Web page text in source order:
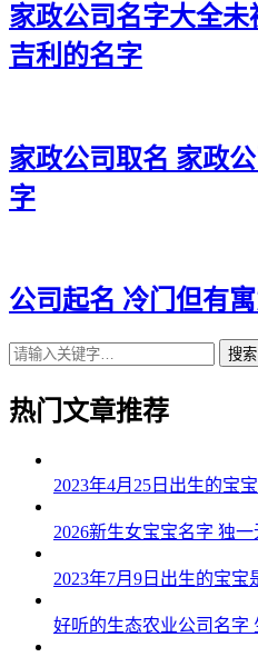
38、朋真、清承、景敬、希柏
39、醒途、百逸、晁成、柏智、
41、云谦、凯金、鸣弢、颀纳
42、冠东、肖友、俊新、唱世、
44、嘉永、富霄、先诚、万力
47、辛楷、悦茂、铎靖、峰新、
48、瀚鸿、炫欣、达智、领先、
49、盈生、冀仁、钦骞、益希、
50、思仪、茂格、同儋、亦宽、
51、东平、伟志、栋佳、慕颖、
52、滨励、卓齐、帆朗、全聚、
家政公司名字大全未
吉利的名字
家政公司取名 家政
字
公司起名 冷门但有
搜索
热门文章推荐
2023年4月25日出生的宝
2026新生女宝宝名字 独
2023年7月9日出生的宝
好听的生态农业公司名字